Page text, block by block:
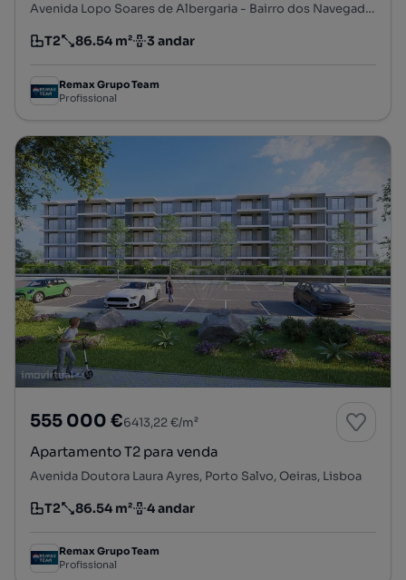
Avenida Lopo Soares de Albergaria - Bairro dos Navegadores, Porto Salvo, Oeiras, Lisboa
Tipologia
T2
Preço por metro quadrado
86.54 m²
Andar 3 andar
Remax Grupo Team
Profissional
555 000 €6413,22 €/m²
Apartamento T2 para venda
Avenida Doutora Laura Ayres, Porto Salvo, Oeiras, Lisboa
Tipologia
T2
Preço por metro quadrado
86.54 m²
Andar 4 andar
Remax Grupo Team
Profissional